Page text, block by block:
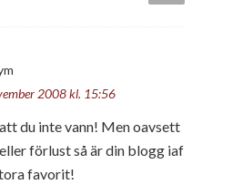
2008 kl. 15:56
du inte vann! Men oavsett
förlust så är din blogg iaf
favorit!